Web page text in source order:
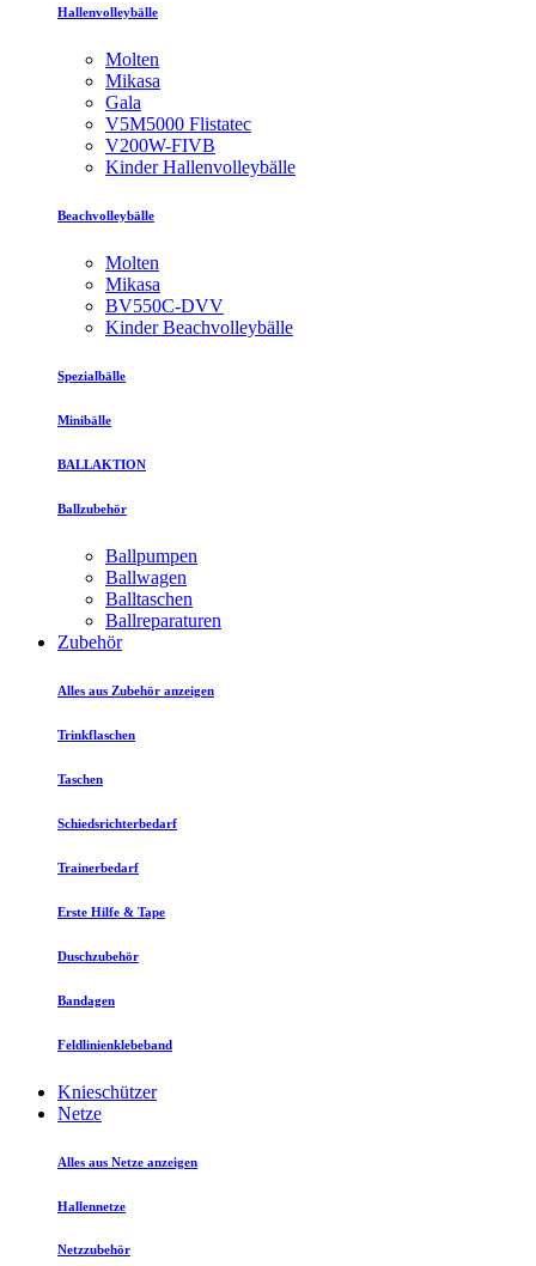
Hallenvolleybälle
Molten
Mikasa
Gala
V5M5000 Flistatec
V200W-FIVB
Kinder Hallenvolleybälle
Beachvolleybälle
Molten
Mikasa
BV550C-DVV
Kinder Beachvolleybälle
Spezialbälle
Minibälle
BALLAKTION
Ballzubehör
Ballpumpen
Ballwagen
Balltaschen
Ballreparaturen
Zubehör
Alles aus Zubehör anzeigen
Trinkflaschen
Taschen
Schiedsrichterbedarf
Trainerbedarf
Erste Hilfe & Tape
Duschzubehör
Bandagen
Feldlinienklebeband
Knieschützer
Netze
Alles aus Netze anzeigen
Hallennetze
Netzzubehör